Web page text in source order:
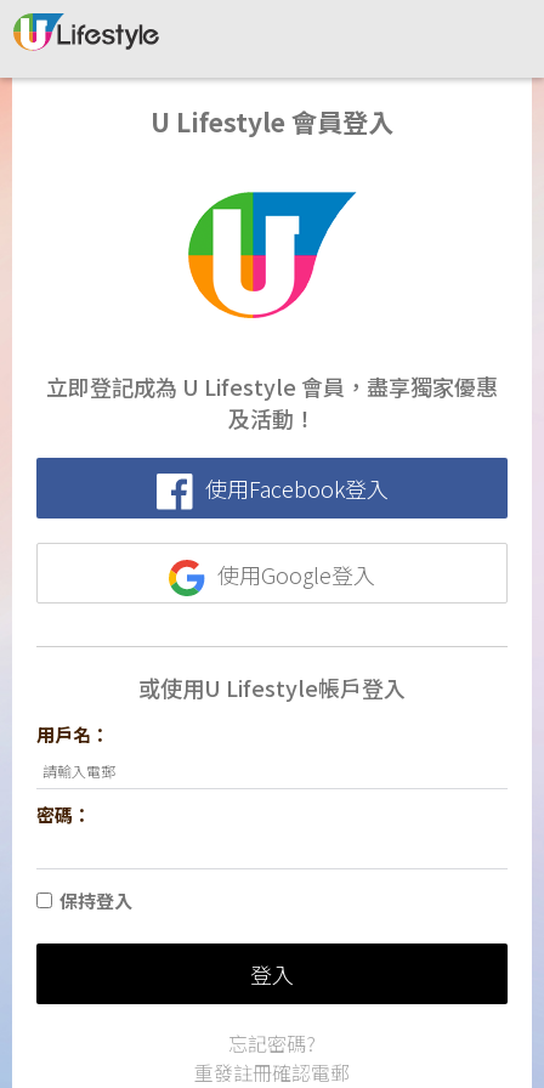
U Lifestyle 會員登入
立即登記成為 U Lifestyle 會員，盡享獨家優惠
及活動！
使用Facebook登入
使用Google登入
或使用U Lifestyle帳戶登入
用戶名：
密碼：
保持登入
登入
忘記密碼?
重發註冊確認電郵